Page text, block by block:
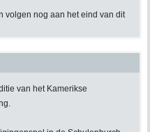
volgen nog aan het eind van dit
van het Kamerikse